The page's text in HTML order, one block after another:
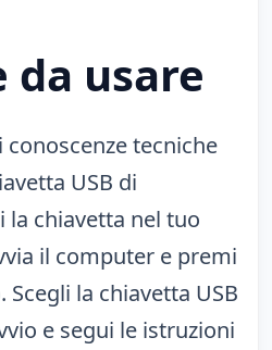
da usare
tecniche
USB di
la chiavetta nel tuo
il computer e premi
Scegli la chiavetta USB
e segui le istruzioni